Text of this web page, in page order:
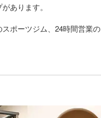
あります。
ポーツジム、24時間営業の